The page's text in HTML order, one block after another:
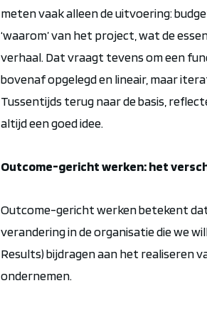
meten vaak alleen de uitvoering:
‘waarom’ van het project, wat de
verhaal. Dat vraagt tevens om een
bovenaf opgelegd en lineair, maar
Tussentijds terug naar de basis,
altijd een goed idee.
Outcome-gericht werken: het
Outcome-gericht werken betekent
verandering in de organisatie die we
Results) bijdragen aan het realiseren
ondernemen.